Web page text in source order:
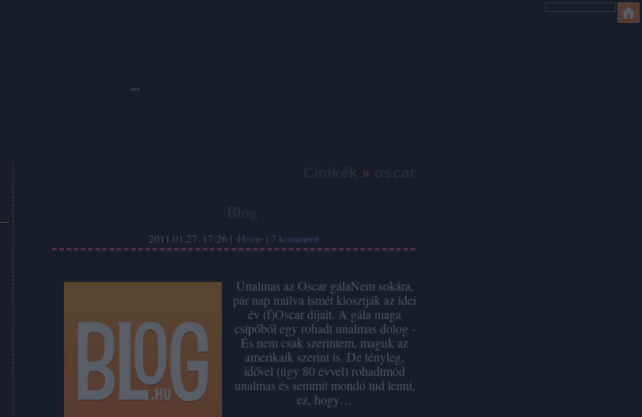
Hoze
»
2011.01.27. 17:26 | -Hoze- | 7 komment
Unalmas az Oscar gálaNem sokára,
pár nap múlva ismét kiosztják az idei
év (f)Oscar díjait. A gála maga
csípőből egy rohadt unalmas dolog -
És nem csak szerintem, maguk az
amerikaik szerint is. De tényleg,
idővel (úgy 80 évvel) rohadtmód
unalmas és semmit mondó tud lenni,
ez, hogy…